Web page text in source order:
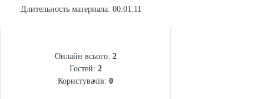
Длительность материала: 00:01:11
Онлайн всього: 2
Гостей: 2
Користувачів: 0